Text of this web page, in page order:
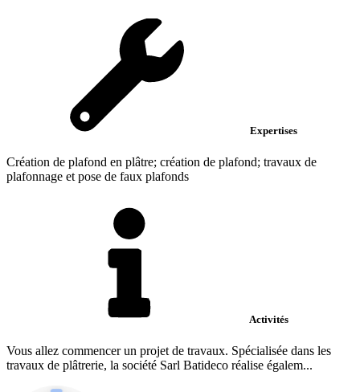
Expertises
Création de plafond en plâtre; création de plafond; travaux de
plafonnage et pose de faux plafonds
Activités
Vous allez commencer un projet de travaux. Spécialisée dans les
travaux de plâtrerie, la société Sarl Batideco réalise égalem...